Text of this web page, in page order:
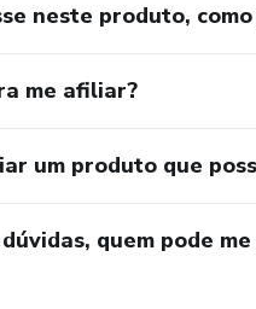
neste produto,
me afiliar?
um produto que
quem pode